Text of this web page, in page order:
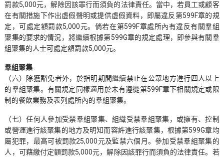
罰款5,000元，解除因該罪行而須負的法律責任。當中，若員工或顧客
在有關措施下作出虛假聲明或提供虛假資料，即屬違反第599F章的規
定，可處定額罰款5,000元。倘若在第599F章處所內有違反有關羣組
聚集的要求的情況，將繼續根據第599G章的規定處理，即參與有關羣
組聚集的人士可處定額罰款5,000元。
羣組聚集
（六）除獲豁免者外，於指明期間繼續禁止在公眾地方進行四人以上
的羣組聚集。有關規定同樣適用於未有遵從第599F章下相關規定或限
制的餐飲業務及表列處所內的羣組聚集。
（七）任何人參加受禁羣組聚集、組織受禁羣組聚集，或擁有、控制
或營運進行該聚集的地方及明知而容許進行該聚集，根據第599G章均
屬犯罪，最高可被罰款25,000元及監禁六個月。參加受禁羣組聚集的
人，可藉繳付定額罰款5,000元，解除因該罪行而須負的法律責任。若